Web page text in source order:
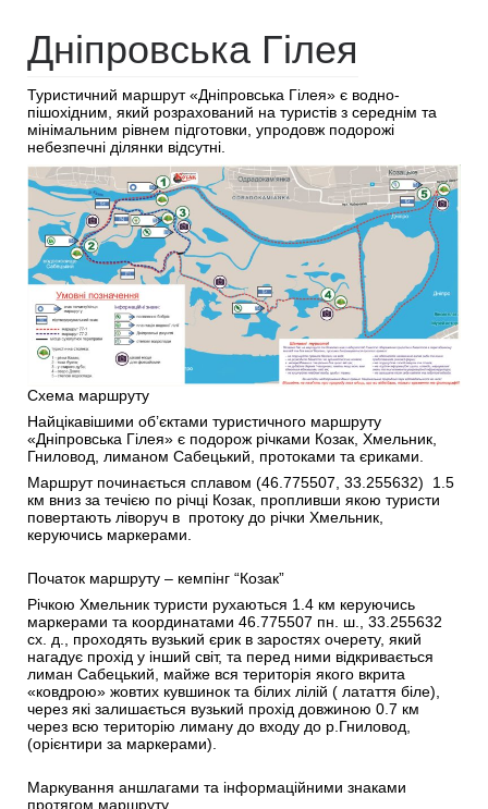
Дніпровська Гілея
Туристичний маршрут «Дніпровська Гілея» є водно-
пішохідним, який розрахований на туристів з середнім та
мінімальним рівнем підготовки, упродовж подорожі
небезпечні ділянки відсутні.
Схема маршруту
Найцікавішими об’єктами туристичного маршруту
«Дніпровська Гілея» є подорож річками Козак, Хмельник,
Гниловод, лиманом Сабецький, протоками та єриками.
Маршрут починається сплавом (46.775507, 33.255632) 1.5
км вниз за течією по річці Козак, пропливши якою туристи
повертають ліворуч в протоку до річки Хмельник,
керуючись маркерами.
Початок маршруту – кемпінг “Козак”
Річкою Хмельник туристи рухаються 1.4 км керуючись
маркерами та координатами 46.775507 пн. ш., 33.255632
сх. д., проходять вузький єрик в заростях очерету, який
нагадує прохід у інший світ, та перед ними відкривається
лиман Сабецький, майже вся територія якого вкрита
«ковдрою» жовтих кувшинок та білих лілій ( латаття біле),
через які залишається вузький прохід довжиною 0.7 км
через всю територію лиману до входу до р.Гниловод,
(орієнтири за маркерами).
Маркування аншлагами та інформаційними знаками
протягом маршруту